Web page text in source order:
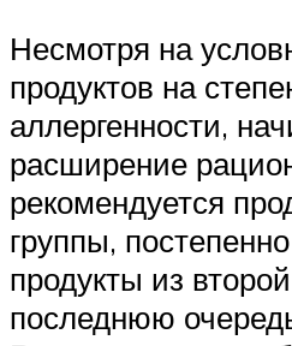
Несмотря на
продуктов на
аллергенности,
расширение
рекомендуется
группы,
продукты из
последнюю